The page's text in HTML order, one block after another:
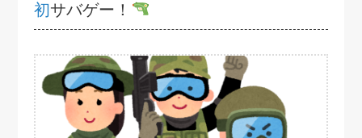
初サバゲー！